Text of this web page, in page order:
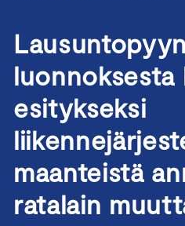
luonnoksesta
esitykseksi
maanteistä
ratalain